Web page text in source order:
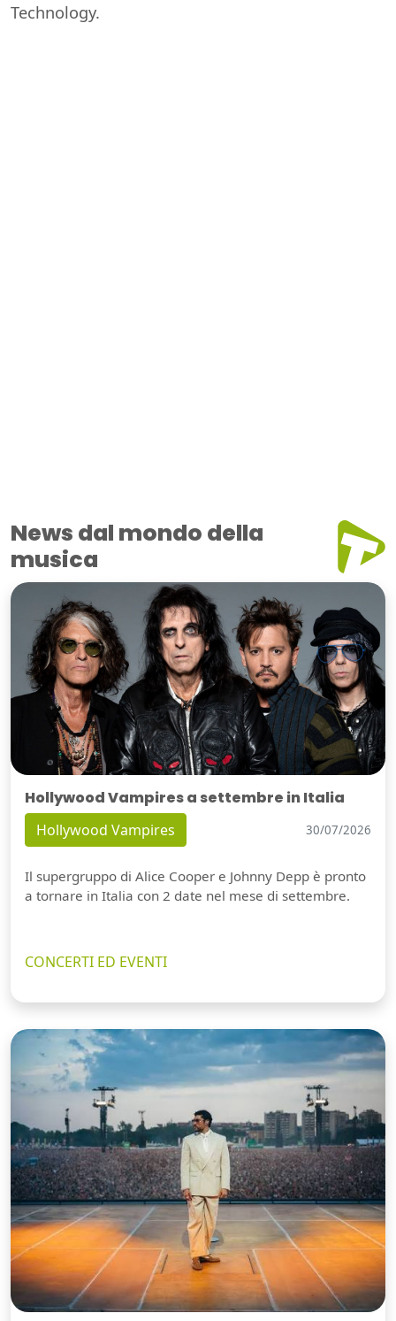
Technology.
News dal mondo della
musica
Hollywood Vampires a settembre in Italia
Hollywood Vampires 30/07/2026
Il supergruppo di Alice Cooper e Johnny Depp è pronto
a tornare in Italia con 2 date nel mese di settembre.
CONCERTI ED EVENTI